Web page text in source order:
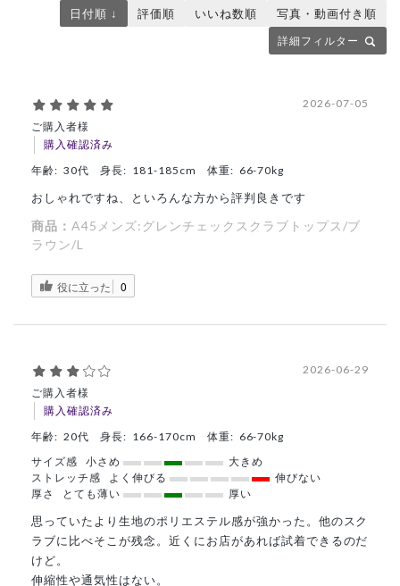
詳細フィルター
日付順 ↓ 評価順 いいね数順 写真・動画付き順
ご購入者様
購入確認済み
2026-07-05
年齢: 30代 身長: 181-185cm 体重: 66-70kg
おしゃれですね、といろんな方から評判良きです
商品： A45メンズ:グレンチェックスクラブトップス/ブ
ラウン/L
役に立った 0
ご購入者様
購入確認済み
2026-06-29
年齢: 20代 身長: 166-170cm 体重: 66-70kg
サイズ感
小さめ
大きめ
ストレッチ感
よく伸びる
伸びない
厚さ
とても薄い 厚い
思っていたより生地のポリエステル感が強かった。他のスク
ラブに比べそこが残念。近くにお店があれば試着できるのだ
けど。
伸縮性や通気性はない。